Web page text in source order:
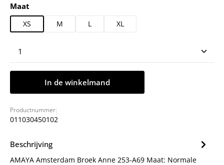
Selecteer
Maat
XS M L XL
Producthoeveelheid: Voer de gewenste
In de winkelmand
Productnummer:
011030450102
Beschrijving
AMAYA Amsterdam Broek Anne 253-A69 Maat: Normale